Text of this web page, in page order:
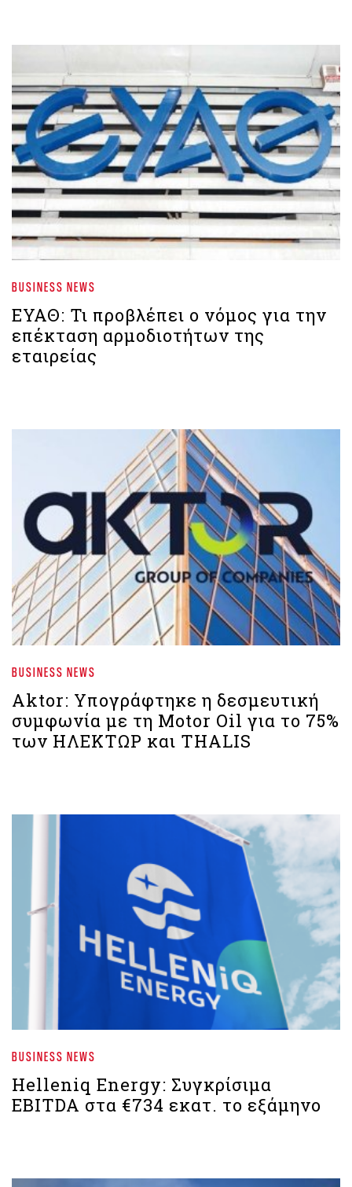
BUSINESS NEWS
ΕΥΑΘ: Τι προβλέπει ο νόμος για την
επέκταση αρμοδιοτήτων της
εταιρείας
BUSINESS NEWS
Aktor: Υπογράφτηκε η δεσμευτική
συμφωνία με τη Motor Oil για το 75%
των ΗΛΕΚΤΩΡ και THALIS
BUSINESS NEWS
Helleniq Energy: Συγκρίσιμα
EBITDA στα €734 εκατ. το εξάμηνο